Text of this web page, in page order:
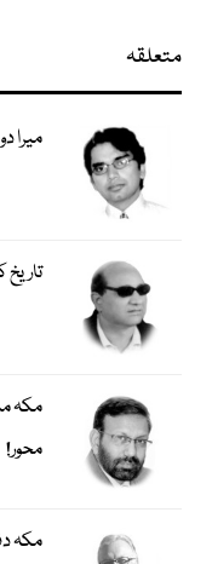
متعلقہ
میرا
تاریخ
مکہ
محور!
مکہ